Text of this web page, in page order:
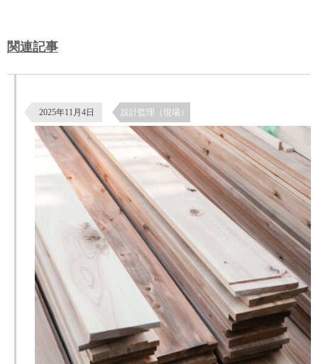
関連記事
2025年11月4日 設計監理（現場）